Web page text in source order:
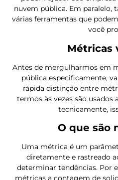
nuvem pública. Em paralelo,
várias ferramentas que
você
Métricas
Antes de mergulharmos em
pública especificamente,
rápida distinção entre
termos às vezes são
tecnicamente,
O que são
Uma métrica é um
diretamente e rastreado
determinar tendências. Por
métricas a contagem de